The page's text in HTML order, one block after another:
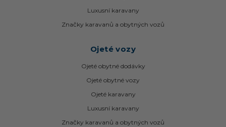
Luxusní karavany
Značky karavanů a obytných vozů
Ojeté vozy
Ojeté obytné dodávky
Ojeté obytné vozy
Ojeté karavany
Luxusní karavany
Značky karavanů a obytných vozů